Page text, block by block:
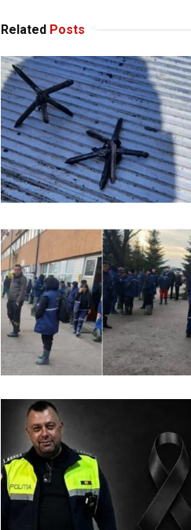
Related Posts